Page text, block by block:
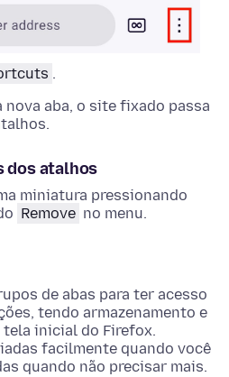
.
nova aba, o site fixado passa
dos atalhos
miniatura pressionando
Remove no menu.
de abas para ter acesso
tendo armazenamento e
inicial do Firefox.
facilmente quando você
quando não precisar mais.